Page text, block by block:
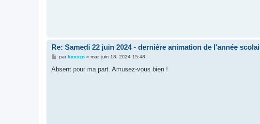
Re: Samedi 22 juin 2024 - dernière animation de l'année
M
s
parkxxvzn» mar. juin 18, 2024 15:48
Absent pour ma part. Amusez-vous bien !